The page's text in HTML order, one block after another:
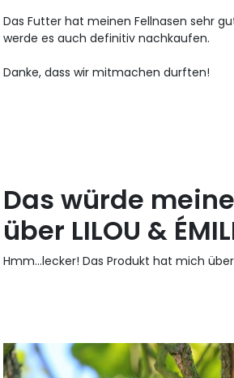
Das Futter hat meinen Fellnasen sehr
werde es auch definitiv nachkaufen.
Danke, dass wir mitmachen durften!
Das würde
über LILOU &
Hmm...lecker! Das Produkt hat mich